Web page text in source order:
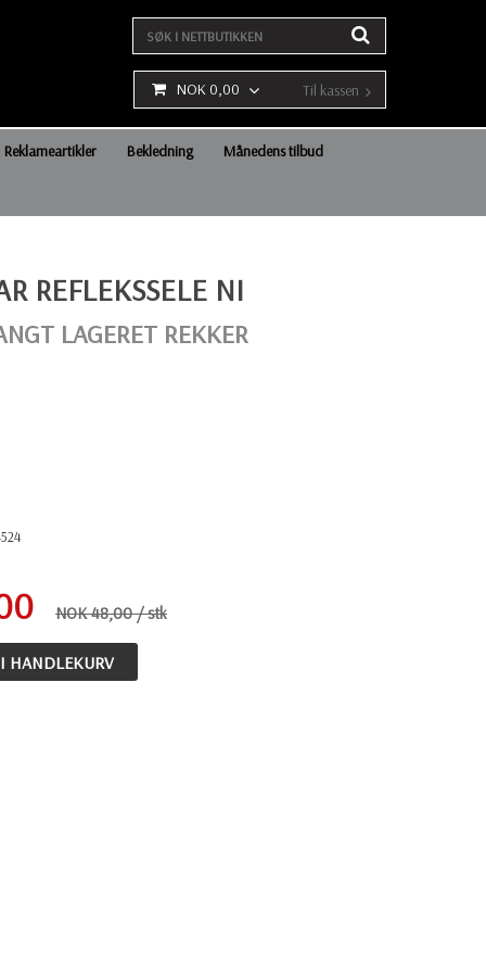
NOK 0,00 Til kassen
Reklameartikler Bekledning Månedens tilbud
REFLEKSSELE NI
LAGERET REKKER
NOK 48,00/ stk
HANDLEKURV